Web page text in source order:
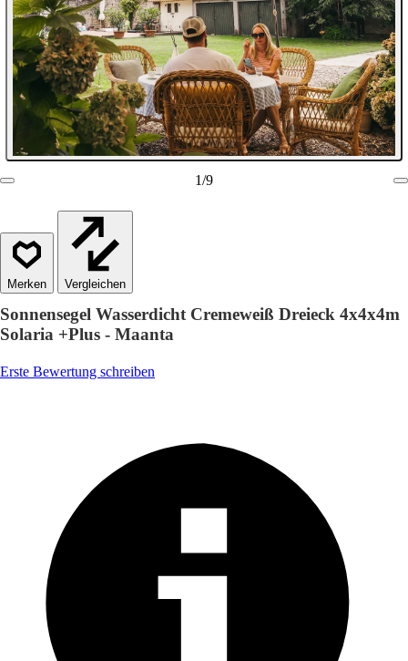
1/9
Vergleichen
Sonnensegel Wasserdicht Cremeweiß Dreieck 4x4x4m
Solaria +Plus - Maanta
Erste Bewertung schreiben